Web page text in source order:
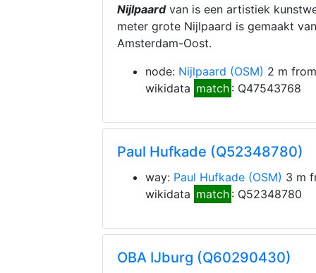
Nijlpaardvan is een artistiek
meter grote Nijlpaard is gemaakt
Amsterdam-Oost.
node: Nijlpaard (OSM) 2 m
wikidata match : Q47543768
Paul Hufkade (Q52348780)
way: Paul Hufkade (OSM) 3 m
wikidata match : Q52348780
OBA IJburg (Q60290430)